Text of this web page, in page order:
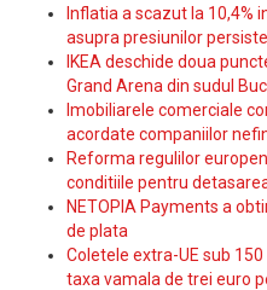
Inflatia a scazut la 10,4%
asupra presiunilor
IKEA deschide doua
Grand Arena din sudul
Imobiliarele comerciale
acordate companiilor
Reforma regulilor
conditiile pentru
NETOPIA Payments a
de plata
Coletele extra-UE sub
taxa vamala de trei euro